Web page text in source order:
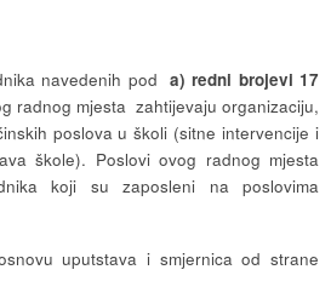
navedenih poda) redni brojevi 17
radnog mjesta zahtijevaju organizaciju,
poslova u školi (sitne intervencije i
škole). Poslovi ovog radnog mjesta
koji su zaposleni na poslovima
uputstava i smjernica od strane